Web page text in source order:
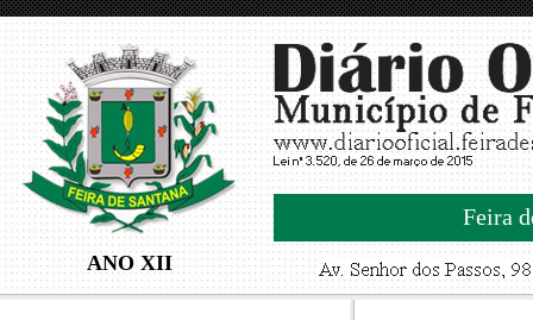
ANO XII
Feira